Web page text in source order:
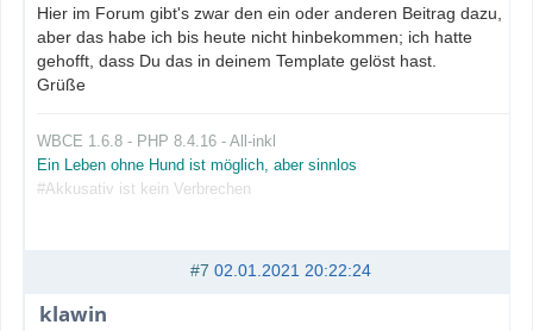
Hier im Forum gibt's zwar den ein oder anderen Beitrag dazu,
aber das habe ich bis heute nicht hinbekommen; ich hatte
gehofft, dass Du das in deinem Template gelöst hast.
Grüße
WBCE 1.6.8 - PHP 8.4.16 - All-inkl
Ein Leben ohne Hund ist möglich, aber sinnlos
#Akkusativ ist kein Verbrechen
#7 02.01.2021 20:22:24
klawin